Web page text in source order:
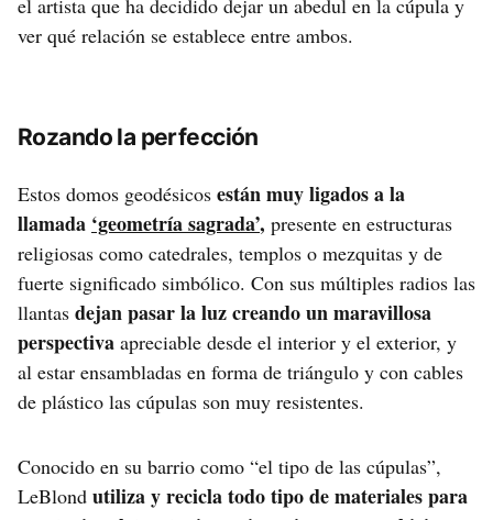
ver qué relación se establece entre ambos.
Rozando la perfección
Estos domos geodésicos están muy ligados a la
llamada ‘geometría sagrada’, presente en estructuras
religiosas como catedrales, templos o mezquitas y de
fuerte significado simbólico. Con sus múltiples radios las
llantas dejan pasar la luz creando un maravillosa
perspectiva apreciable desde el interior y el exterior, y
al estar ensambladas en forma de triángulo y con cables
de plástico las cúpulas son muy resistentes.
Conocido en su barrio como “el tipo de las cúpulas”,
LeBlond utiliza y recicla todo tipo de materiales para